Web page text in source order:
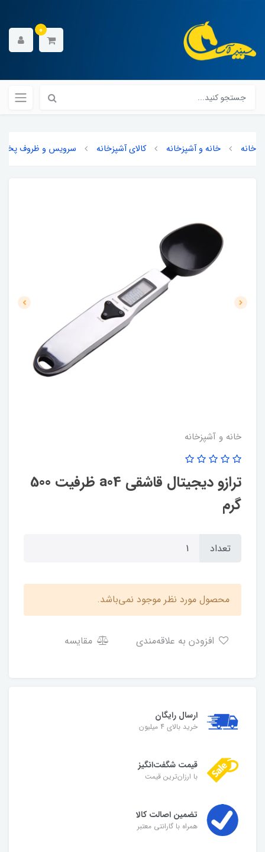
0
خانه خانه و آشپزخانه کالای آشپزخانه سرویس و ظروف پخت
خانه و آشپزخانه
ترازو دیجیتال قاشقی a04 ظرفیت 500
گرم
تعداد
محصول مورد نظر موجود نمی‌باشد.
مقایسه
ارسال رایگان
خرید بالای 4 میلیون
قیمت شگفت‌انگیز
با ارزان‌ترین قیمت
تضمین اصالت کالا
همراه با گارانتی معتبر